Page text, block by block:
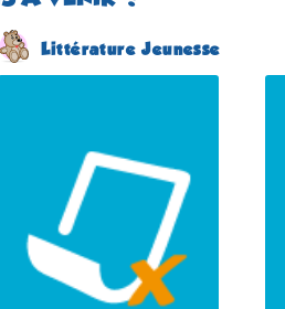
Littérature Jeunesse
Salon du Livre Jeunesse
(Corrèze - France)
le 5 septembre 2026
Plus d'informations